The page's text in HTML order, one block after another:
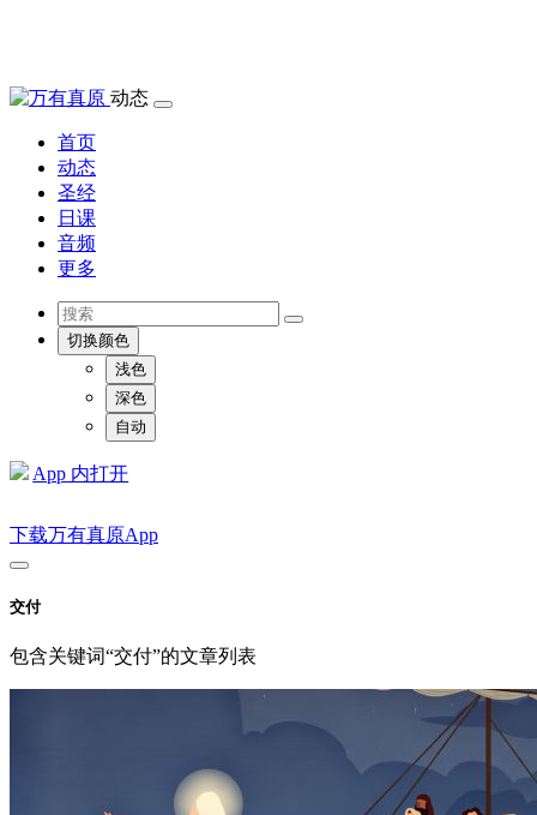
动态
首页
动态
圣经
日课
音频
更多
切换颜色
浅色
深色
自动
App 内打开
下载万有真原App
交付
包含关键词“交付”的文章列表